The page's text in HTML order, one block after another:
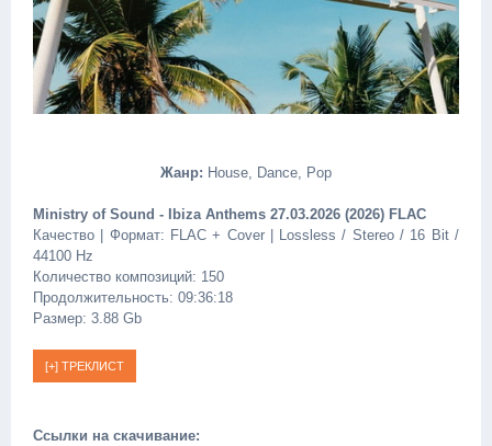
Жанр: House, Dance, Pop
Ministry of Sound - Ibiza Anthems 27.03.2026 (2026) FLAC
Качество | Формат: FLAC + Cover | Lossless / Stereo / 16 Bit /
44100 Hz
Количество композиций: 150
Продолжительность: 09:36:18
Размер: 3.88 Gb
Ссылки на скачивание: